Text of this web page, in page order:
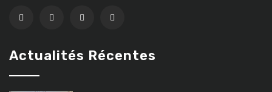
Actualités Récentes